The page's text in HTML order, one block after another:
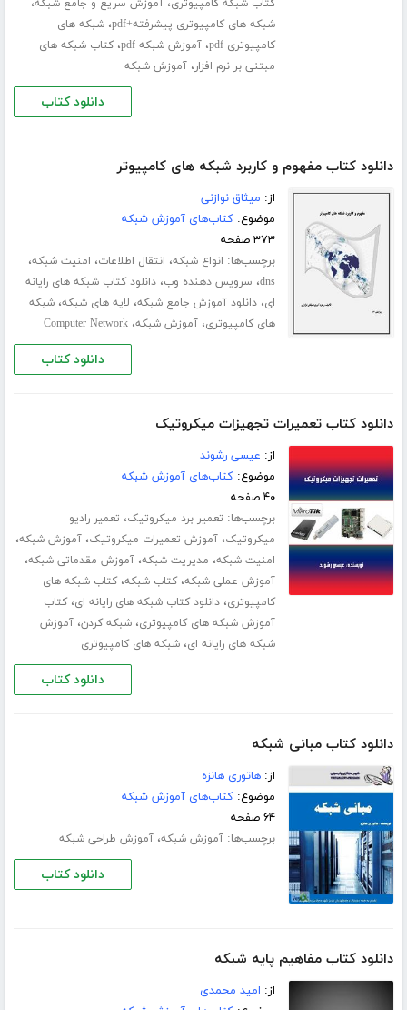
کتاب شبکه کامپیوتری، آموزش سریع و جامع شبکه،
شبکه های کامپیوتری پیشرفته+pdf ،شبکه های
کامپیوتری pdf
،آموزش شبکه pdf ،کتاب شبکه های
مبتنی بر نرم افزار،آموزش شبکه
دانلود کتاب
دانلود کتاب مفهوم و کاربرد شبکه های کامپیوتر
از: میثاق نوازنی
موضوع:کتاب‌های آموزش شبکه
۳۷۳ صفحه
برچسب‌ها: انواع شبکه، انتقال اطلاعات، امنیت شبکه،
dns، سرویس دهنده وب،دانلود کتاب شبکه های رایانه
ای،دانلود آموزش جامع شبکه، لایه های شبکه،شبکه
های کامپیوتری،آموزش شبکه،Computer Network
دانلود کتاب
دانلود کتاب تعمیرات تجهیزات میکروتیک
از: عیسی رشوند
موضوع:کتاب‌های آموزش شبکه
۴۰ صفحه
برچسب‌ها: تعمیر برد میکروتیک، تعمیر رادیو
میکروتیک،آموزش تعمیرات میکروتیک،آموزش شبکه،
امنیت شبکه، مدیریت شبکه،آموزش مقدماتی شبکه،
آموزش عملی شبکه،کتاب شبکه،کتاب شبکه های
کامپیوتری،دانلود کتاب شبکه های رایانه ای،کتاب
آموزش شبکه های کامپیوتری،شبکه کردن،آموزش
شبکه های رایانه ای،شبکه های کامپیوتری
دانلود کتاب
دانلود کتاب مبانی شبکه
از:هاتوری هانزه
موضوع:کتاب‌های آموزش شبکه
۶۴ صفحه
برچسب‌ها:آموزش شبکه،آموزش طراحی شبکه
دانلود کتاب
دانلود کتاب مفاهیم پایه شبکه
از: امید محمدی